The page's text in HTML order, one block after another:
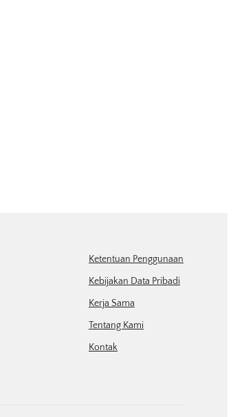
Ketentuan Penggunaan
Kebijakan Data Pribadi
Kerja Sama
Tentang Kami
Kontak